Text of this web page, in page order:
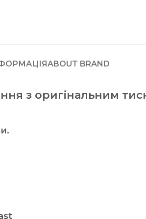
ABOUT BRAND
з оригінальним